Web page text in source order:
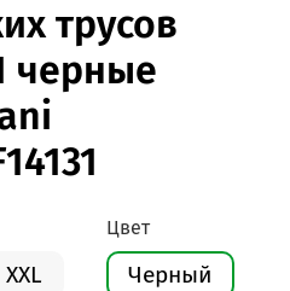
трусов
черные
XXL
Цвет
Черный